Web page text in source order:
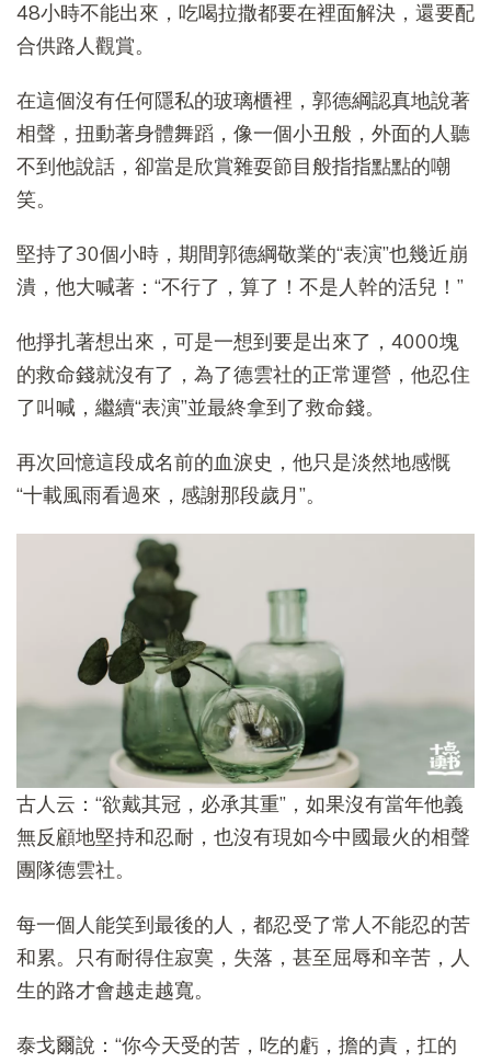
48小時不能出來，吃喝拉撒都要在裡面解決，還要配
合供路人觀賞。
在這個沒有任何隱私的玻璃櫃裡，郭德綱認真地說著
相聲，扭動著身體舞蹈，像一個小丑般，外面的人聽
不到他說話，卻當是欣賞雜耍節目般指指點點的嘲
笑。
堅持了30個小時，期間郭德綱敬業的“表演”也幾近崩
潰，他大喊著：“不行了，算了！不是人幹的活兒！”
他掙扎著想出來，可是一想到要是出來了，4000塊
的救命錢就沒有了，為了德雲社的正常運營，他忍住
了叫喊，繼續“表演”並最終拿到了救命錢。
再次回憶這段成名前的血淚史，他只是淡然地感慨
“十載風雨看過來，感謝那段歲月”。
古人云：“欲戴其冠，必承其重”，如果沒有當年他義
無反顧地堅持和忍耐，也沒有現如今中國最火的相聲
團隊德雲社。
每一個人能笑到最後的人，都忍受了常人不能忍的苦
和累。只有耐得住寂寞，失落，甚至屈辱和辛苦，人
生的路才會越走越寬。
泰戈爾說：“你今天受的苦，吃的虧，擔的責，扛的